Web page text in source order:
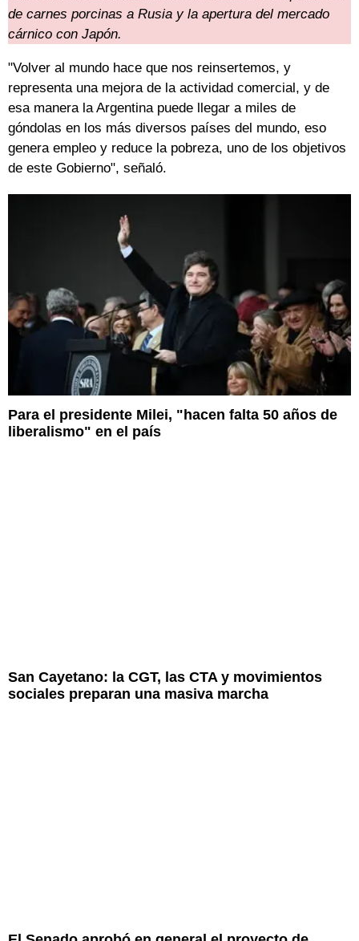
de carnes porcinas a Rusia y la apertura del mercado
cárnico con Japón.
"Volver al mundo hace que nos reinsertemos, y
representa una mejora de la actividad comercial, y de
esa manera la Argentina puede llegar a miles de
góndolas en los más diversos países del mundo, eso
genera empleo y reduce la pobreza, uno de los objetivos
de este Gobierno", señaló.
Para el presidente Milei, "hacen falta 50 años de
liberalismo" en el país
San Cayetano: la CGT, las CTA y movimientos
sociales preparan una masiva marcha